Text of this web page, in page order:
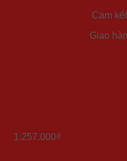
Cam
Giao
1.257.000₫